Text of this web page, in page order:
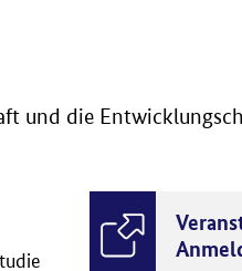
und die